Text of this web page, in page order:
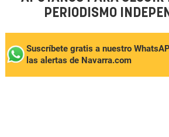
PERIODISMO
Suscríbete gratis a nuestro
las alertas de Navarra.com